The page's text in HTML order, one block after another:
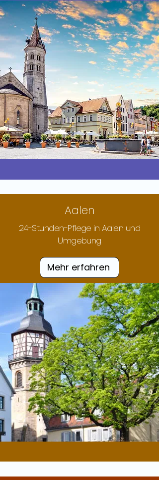
Aalen
24-Stunden-Pflege in Aalen und
Umgebung
Mehr erfahren